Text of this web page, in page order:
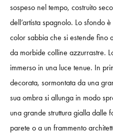
sospeso nel tempo, costruito
dell’artista spagnolo. Lo sfondo
color sabbia che si estende fino
da morbide colline azzurrastre.
immerso in una luce tenue. In
decorata, sormontata da una
sua ombra si allunga in modo
una grande struttura gialla dalle
parete o a un frammento